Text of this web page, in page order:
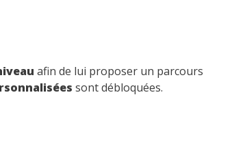
afin de lui proposer un parcours
sont débloquées.